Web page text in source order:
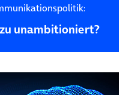
unambitioniert?